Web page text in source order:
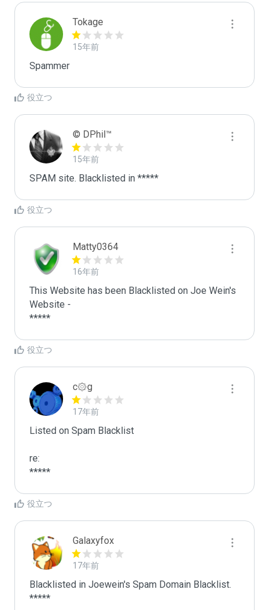
Tokage
15年前
Spammer
役立つ
© DPhil™
15年前
SPAM site. Blacklisted in *****
役立つ
Matty0364
16年前
This Website has been Blacklisted on Joe Wein's
Website -
役立つ
c۞g
17年前
Listed on Spam Blacklist
re:
*****
役立つ
Galaxyfox
17年前
Blacklisted in Joewein's Spam Domain Blacklist.
*****